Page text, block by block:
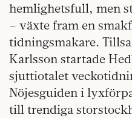
hemlighetsfull, men
– växte fram en
tidningsmakare.
Karlsson startade
sjuttiotalet
Nöjesguiden i
till trendiga